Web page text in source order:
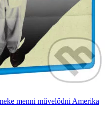
menni művelődni Amerika